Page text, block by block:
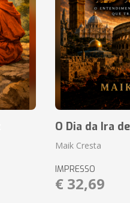
O Dia da Ira
Maik Cresta
IMPRESSO
€ 32,69